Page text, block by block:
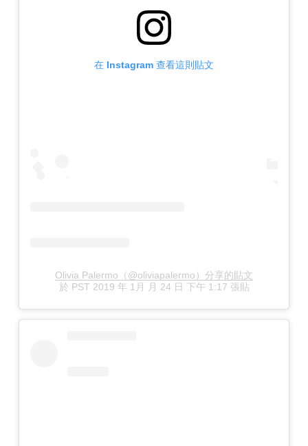
在 Instagram 查看這則貼文
Olivia Palermo（@oliviapalermo）分享的貼文
於 PST 2019 年 1月 月 24 日 下午 1:17 張貼